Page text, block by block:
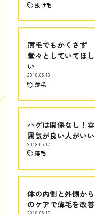
抜け毛
薄毛でもかくさず
堂々としていてほし
い
2018.05.18
薄毛
ハゲは関係なし！雰
囲気が良い人がいい
2018.05.17
薄毛
体の内側と外側から
のケアで薄毛を改善